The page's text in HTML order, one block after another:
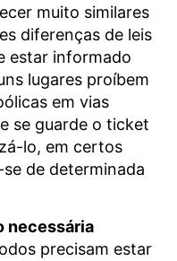
muito similares
diferenças de leis
estar informado
lugares proíbem
em vias
se guarde o ticket
lo, em certos
de determinada
necessária
precisam estar